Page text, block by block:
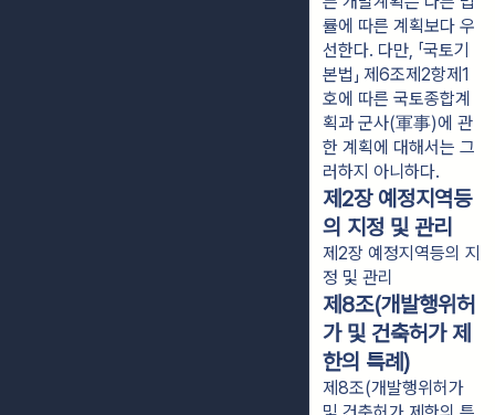
률에 따른 계획보다 우
선한다. 다만, 「국토기
본법」 제6조제2항제1
호에 따른 국토종합계
획과 군사(軍事)에 관
한 계획에 대해서는 그
러하지 아니하다.
제2장 예정지역등
의 지정 및 관리
제2장 예정지역등의 지
정 및 관리
제8조(개발행위허
가 및 건축허가 제
한의 특례)
제8조(개발행위허가